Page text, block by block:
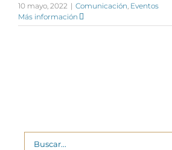
10 mayo, 2022 | Comunicación Eventos
Más información
Buscar: